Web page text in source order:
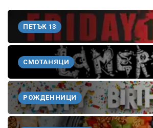
ПЕТЪК 13
СМОТАНЯЦИ
РОЖДЕННИЦИ